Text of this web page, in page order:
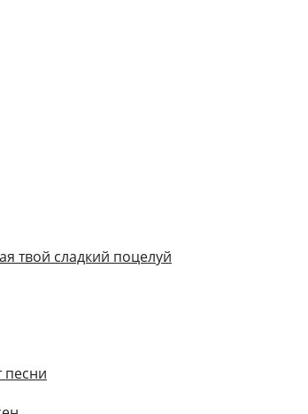
твой сладкий поцелуй
песни